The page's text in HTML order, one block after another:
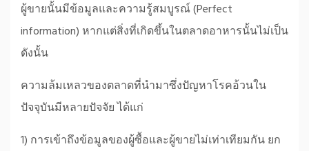
ผู้ขายนั้นมีข้อมูลและความรู้สมบูรณ์ (Perfect
information) หากแต่สิ่งที่เกิดขึ้นในตลาดอาหารนั้นไม่เป็น
ดังนั้น
ความล้มเหลวของตลาดที่นำมาซึ่งปัญหาโรคอ้วนใน
ปัจจุบันมีหลายปัจจัย ได้แก่
1) การเข้าถึงข้อมูลของผู้ซื้อและผู้ขายไม่เท่าเทียมกัน ยก